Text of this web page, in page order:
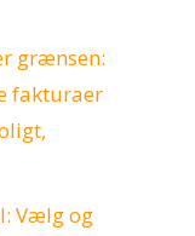
grænsen:
fakturaer
Vælg og